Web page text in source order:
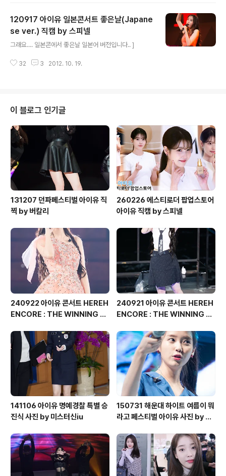
120917 아이유 일본콘서트 좋은날(Japane
se ver.) 직캠 by 스피넬
그래요.... 일본콘에서 좋은날 일본어 버전입니다.. ]
32 3 2012. 10. 19.
이 블로그 인기글
131207 던파페스티벌 아이유 직
찍 by 버칼리
260226 에스티로더 팝업스토어
아이유 직캠 by 스피넬
240922 아이유 콘서트 HEREH
ENCORE : THE WINNING 직
240921 아이유 콘서트 HEREH
ENCORE : THE WINNING 직
141106 아이유 명예경찰 특별 승
진식 사진 by 미스터신iu
150731 해운대 하이트 여름이 뭐
라고 페스티벌 아이유 사진 by 미